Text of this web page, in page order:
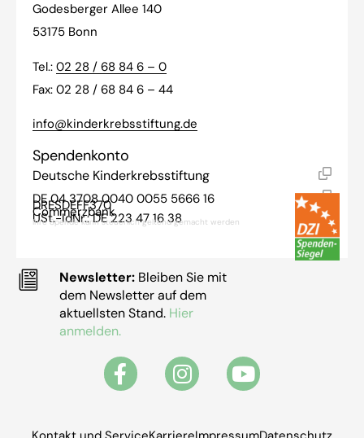
Godesberger Allee 140
53175 Bonn
Tel.: 02 28 / 68 84 6 – 0
Fax: 02 28 / 68 84 6 – 44
info@kinderkrebsstiftung.de
Spendenkonto
Deutsche Kinderkrebsstiftung
DE 04 3708 0040 0055 5666 16
DRESDEFF370
Commerzbank
USt.-IdNr.: DE 223 47 16 38
Ihre Spende kann steuerlich geltend gemacht werden
Newsletter:Bleiben Sie mit
dem Newsletter auf dem
aktuellsten Stand. Hier
anmelden.